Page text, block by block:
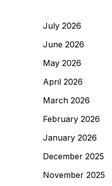
July 2026
June 2026
May 2026
April 2026
March 2026
February 2026
January 2026
December 2025
November 2025